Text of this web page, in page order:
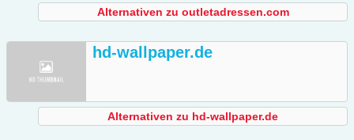
Alternativen zu outletadressen.com
hd-wallpaper.de
Alternativen zu hd-wallpaper.de